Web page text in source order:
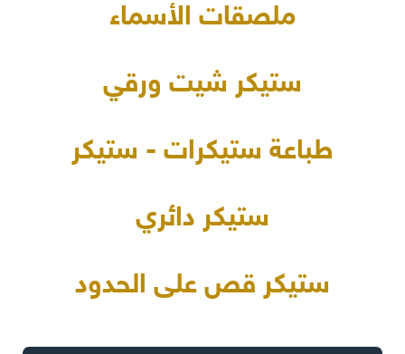
ملصقات الأسماء
ستيكر شيت ورقي
طباعة ستيكرات - ستيكر
ستيكر دائري
ستيكر قص على الحدود